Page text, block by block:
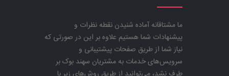
ما مشتاقانه آماده شنیدن نقطه نظرات و
پیشنهادات شما هستیم علاوه بر این در صورتی که
نیاز شما از طریق صفحات پیشتیبانی و
سرویس‌های خدمات به مشتریان سهند بوک بر